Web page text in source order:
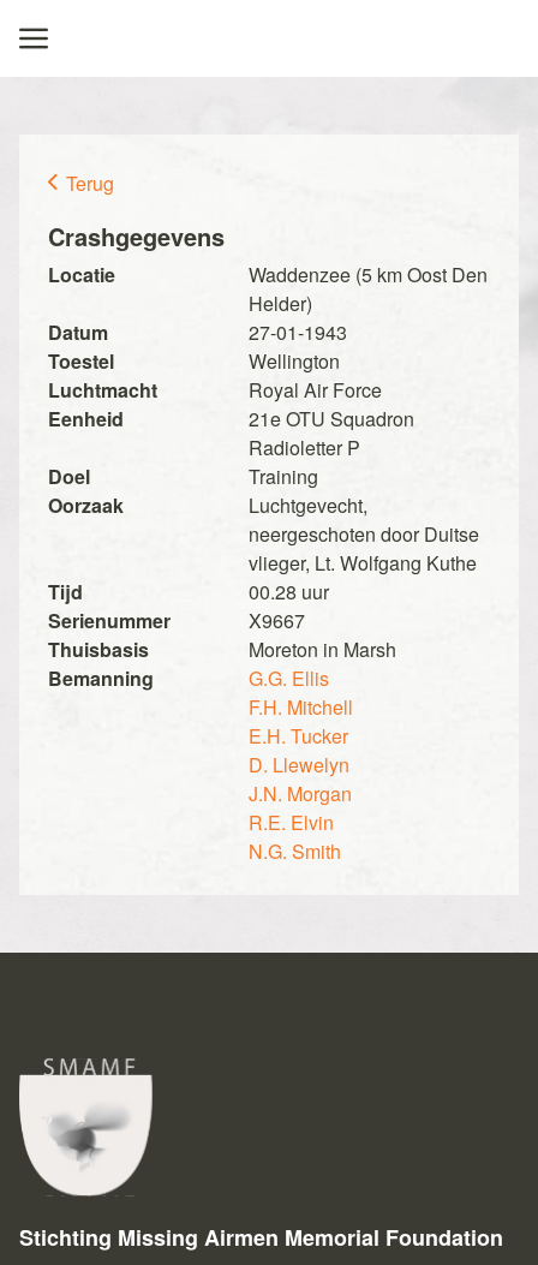
Terug
Crashgegevens
Locatie
Waddenzee (5 km Oost Den
Helder)
Datum
27-01-1943
Toestel
Wellington
Luchtmacht
Royal Air Force
Eenheid
21e OTU Squadron
Radioletter P
Doel
Training
Oorzaak
Luchtgevecht,
neergeschoten door Duitse
vlieger, Lt. Wolfgang Kuthe
Tijd
00.28 uur
Serienummer
X9667
Thuisbasis
Moreton in Marsh
Bemanning
G.G. Ellis
F.H. Mitchell
E.H. Tucker
D. Llewelyn
J.N. Morgan
R.E. Elvin
N.G. Smith
Stichting Missing Airmen Memorial Foundation